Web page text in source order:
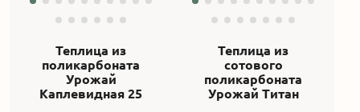
Теплица из
поликарбоната
Урожай
Каплевидная 25
Теплица из
сотового
поликарбоната
Урожай Титан